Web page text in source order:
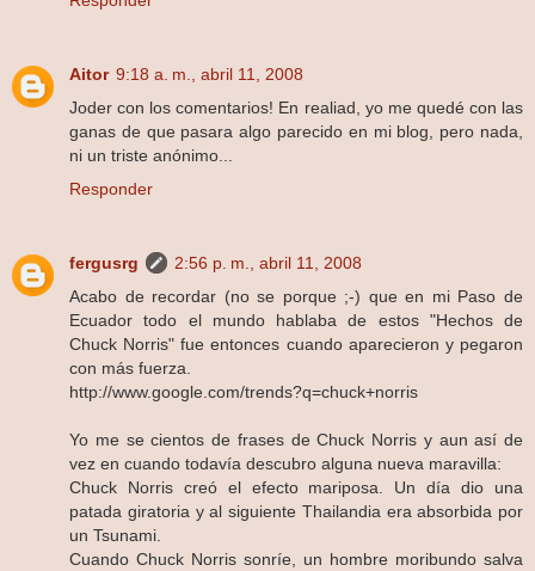
Aitor 9:18 a. m., abril 11, 2008
Joder con los comentarios! En realiad, yo me quedé con las
ganas de que pasara algo parecido en mi blog, pero nada,
ni un triste anónimo...
Responder
fergusrg
2:56 p. m., abril 11, 2008
Acabo de recordar (no se porque ;-) que en mi Paso de
Ecuador todo el mundo hablaba de estos "Hechos de
Chuck Norris" fue entonces cuando aparecieron y pegaron
con más fuerza.
http://www.google.com/trends?q=chuck+norris
Yo me se cientos de frases de Chuck Norris y aun así de
vez en cuando todavía descubro alguna nueva maravilla:
Chuck Norris creó el efecto mariposa. Un día dio una
patada giratoria y al siguiente Thailandia era absorbida por
un Tsunami.
Cuando Chuck Norris sonríe, un hombre moribundo salva